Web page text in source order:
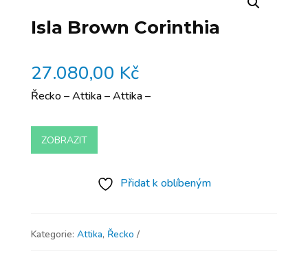
Isla Brown Corinthia
27.080,00 Kč
Řecko – Attika – Attika –
ZOBRAZIT
Přidat k oblíbeným
Kategorie: Attika, Řecko